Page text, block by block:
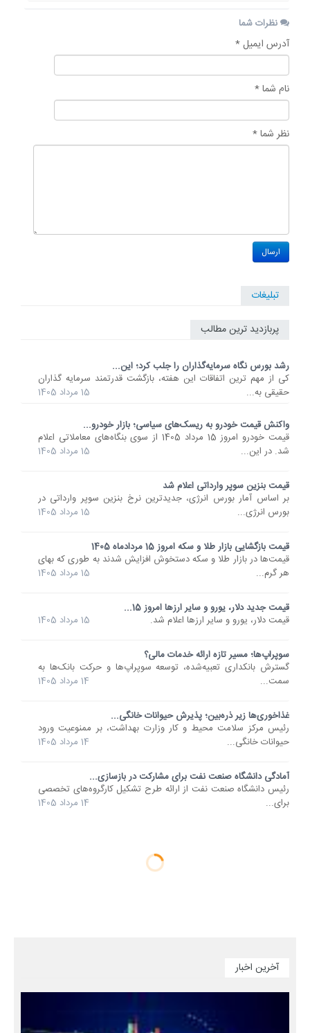
نظرات شما
آدرس ایمیل *
نام شما *
نظر شما *
تبلیغات
پربازدید ترین مطالب
رشد بورس نگاه سرمایه‌گذاران را جلب کرد؛ این...
کی از مهم ترین اتفاقات این هفته، بازگشت قدرتمند سرمایه گذاران
حقیقی به...
15 مرداد 1405
واکنش قیمت خودرو به ریسک‌های سیاسی؛ بازار خودرو...
قیمت خودرو امروز 15 مرداد 1405 از سوی بنگاه‌های معاملاتی اعلام
شد. در این...
15 مرداد 1405
قیمت بنزین سوپر وارداتی اعلام شد
بر اساس آمار بورس انرژی، جدیدترین نرخ بنزین سوپر وارداتی در
بورس انرژی...
15 مرداد 1405
قیمت بازگشایی بازار طلا و سکه امروز 15 مردادماه 1405
قیمت‌ها در بازار طلا و سکه دستخوش افزایش شدند به طوری که بهای
هر گرم...
15 مرداد 1405
قیمت جدید دلار، یورو و سایر ارزها امروز 15...
قیمت دلار، یورو و سایر ارزها اعلام شد.
15 مرداد 1405
سوپراپ‌ها؛ مسیر تازه ارائه خدمات مالی؟
گسترش بانکداری تعبیه‌شده، توسعه سوپراپ‌ها و حرکت بانک‌ها به
سمت...
14 مرداد 1405
غذاخوری‌ها زیر ذره‌بین؛ پذیرش حیوانات خانگی...
رئیس مرکز سلامت محیط و کار وزارت بهداشت، بر ممنوعیت ورود
حیوانات خانگی...
14 مرداد 1405
آمادگی دانشگاه صنعت نفت برای مشارکت در بازسازی...
رئیس دانشگاه صنعت نفت از ارائه طرح تشکیل کارگروه‌های تخصصی
برای...
14 مرداد 1405
آخرین اخبار